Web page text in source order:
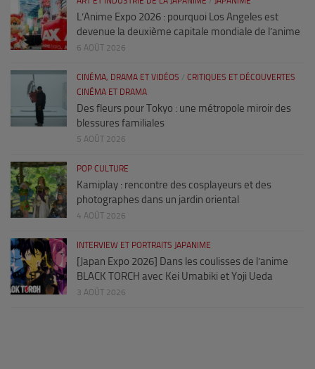
L’Anime Expo 2026 : pourquoi Los Angeles est
devenue la deuxième capitale mondiale de l’anime
6 AOÛT 2026
CINÉMA, DRAMA ET VIDÉOS / CRITIQUES ET DÉCOUVERTES
CINÉMA ET DRAMA
Des fleurs pour Tokyo : une métropole miroir des
blessures familiales
5 AOÛT 2026
POP CULTURE
Kamiplay : rencontre des cosplayeurs et des
photographes dans un jardin oriental
4 AOÛT 2026
INTERVIEW ET PORTRAITS JAPANIME
[Japan Expo 2026] Dans les coulisses de l’anime
BLACK TORCH avec Kei Umabiki et Yoji Ueda
3 AOÛT 2026